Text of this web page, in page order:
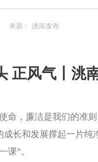
来源：洮南发布
正风气丨洮
，廉洁是我们的准则
成长和发展撑起一片
课”。